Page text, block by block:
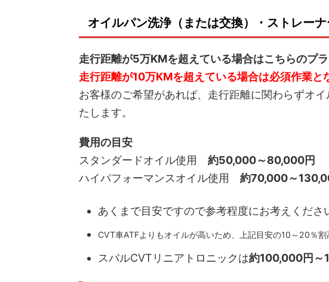
オイルパン洗浄（または交換）・ストレー
走行距離が5万KMを超えている場合はこちらのプラ
走行距離が10万KMを超えている場合は必須作業と
お客様のご希望があれば、走行距離に関わらずオ
たします。
費用の目安
スタンダードオイル使用 約50,000～80,000円
ハイパフォーマンスオイル使用 約70,000～
あくまで目安ですので参考程度にお考えくださ
CVT車ATFよりもオイルが高いため、上記目安の10～20％割
スバルCVTリニアトロニックは約100,000円～